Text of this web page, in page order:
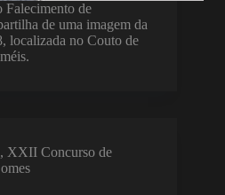
Falecimento de
de uma imagem da
localizada no Couto de
, XXII Concurso de